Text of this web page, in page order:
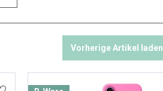
Vorherige Artikel laden